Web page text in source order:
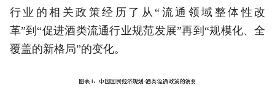
行业的相关政策经历了从“流通领域整体性改
革”到“促进酒类流通行业规范发展”再到“规模化、全
覆盖的新格局”的变化。